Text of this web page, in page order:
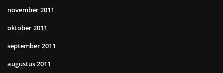
november 2011
oktober 2011
september 2011
augustus 2011